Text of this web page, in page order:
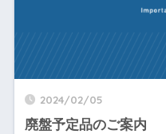
2024/02/05
廃盤予定品のご案内